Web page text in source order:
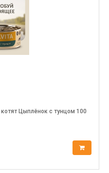
Цыплёнок с тунцом 100